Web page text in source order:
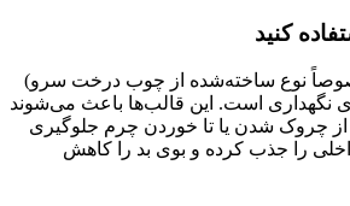
نوع ساخته‌شده از چوب درخت سرو)
نگهداری است. این قالب‌ها باعث می‌شوند
چروک شدن یا تا خوردن چرم جلوگیری
را جذب کرده و بوی بد را کاهش